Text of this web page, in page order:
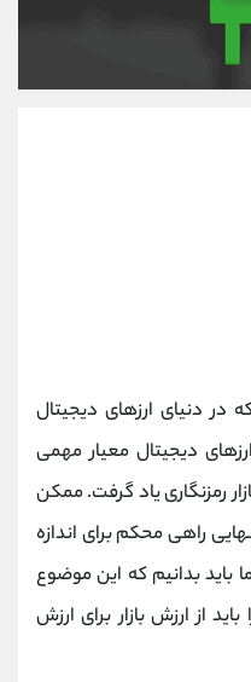
دنیای ارزهای دیجیتال
دیجیتال معیار مهمی
رمزنگاری یاد گرفت. ممکن
راهی محکم برای اندازه
باید بدانیم که این موضوع
از ارزش بازار برای ارزش
@Armteam_admin_103
103
021-22021030
90001030
@alireza.mehrabii
@alirezamehrabi_com
@alirezamehrabi_official